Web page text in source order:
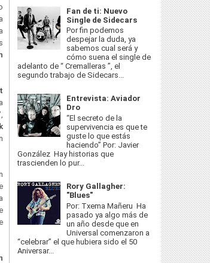
Fan de ti: Nuevo
Single de Sidecars
Por fin podemos
despejar la duda, ya
sabemos cual será y
cómo suena el single de
adelanto de “ Cremalleras ”, el
segundo trabajo de Sidecars...
Entrevista: Aviador
Dro
“El secreto de la
supervivencia es que te
guste lo que estás
haciendo” Por: Javier
González Hay historias que
trascienden lo pur...
Rory Gallagher:
"Blues"
Por: Txema Mañeru Ha
pasado ya algo más de
un año desde que en
Universal comenzaron a
“celebrar” el que hubiera sido el 50
Aniversar...